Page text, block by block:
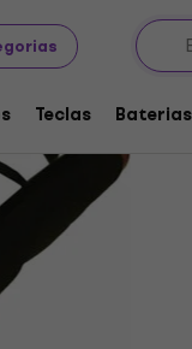
Teclas Baterias
bateria Bolsas e